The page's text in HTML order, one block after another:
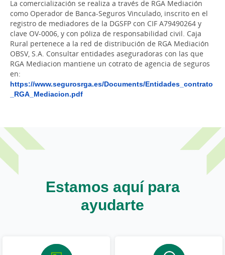
La comercialización se realiza a través de RGA Mediación
como Operador de Banca-Seguros Vinculado, inscrito en el
registro de mediadores de la DGSFP con CIF A79490264 y
clave OV-0006, y con póliza de responsabilidad civil. Caja
Rural pertenece a la red de distribución de RGA Mediación
OBSV, S.A. Consultar entidades aseguradoras con las que
RGA Mediacion mantiene un cotrato de agencia de seguros
en:
https://www.segurosrga.es/Documents/Entidades_contrato
_RGA_Mediacion.pdf
Estamos aquí para
ayudarte